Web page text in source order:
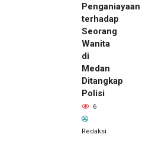
Penganiayaan
terhadap
Seorang
Wanita
di
Medan
Ditangkap
Polisi
6
Redaksi
22 jam lalu
Kepala
DPMPTSP
Deli
Serdang
Bantah
Terlibat